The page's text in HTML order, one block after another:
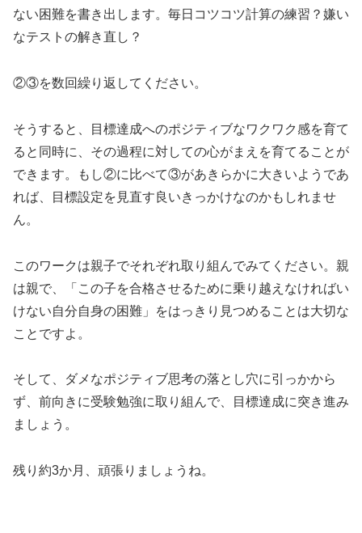
ない困難を書き出します。毎日コツコツ計算の練習？嫌い
なテストの解き直し？
②③を数回繰り返してください。
そうすると、目標達成へのポジティブなワクワク感を育て
ると同時に、その過程に対しての心がまえを育てることが
できます。もし②に比べて③があきらかに大きいようであ
れば、目標設定を見直す良いきっかけなのかもしれませ
ん。
このワークは親子でそれぞれ取り組んでみてください。親
は親で、「この子を合格させるために乗り越えなければい
けない自分自身の困難」をはっきり見つめることは大切な
ことですよ。
そして、ダメなポジティブ思考の落とし穴に引っかから
ず、前向きに受験勉強に取り組んで、目標達成に突き進み
ましょう。
残り約3か月、頑張りましょうね。